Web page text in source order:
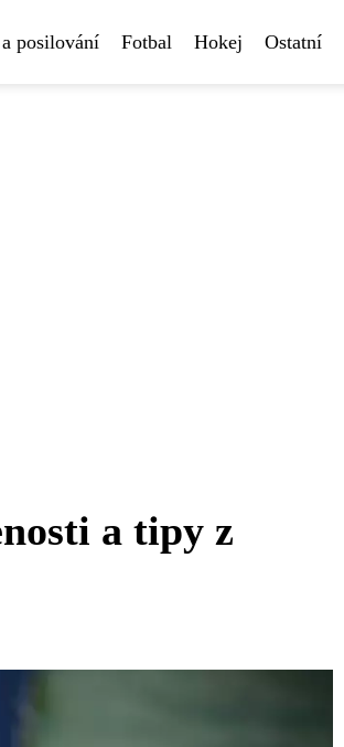
posilování Fotbal Hokej Ostatní
a tipy z